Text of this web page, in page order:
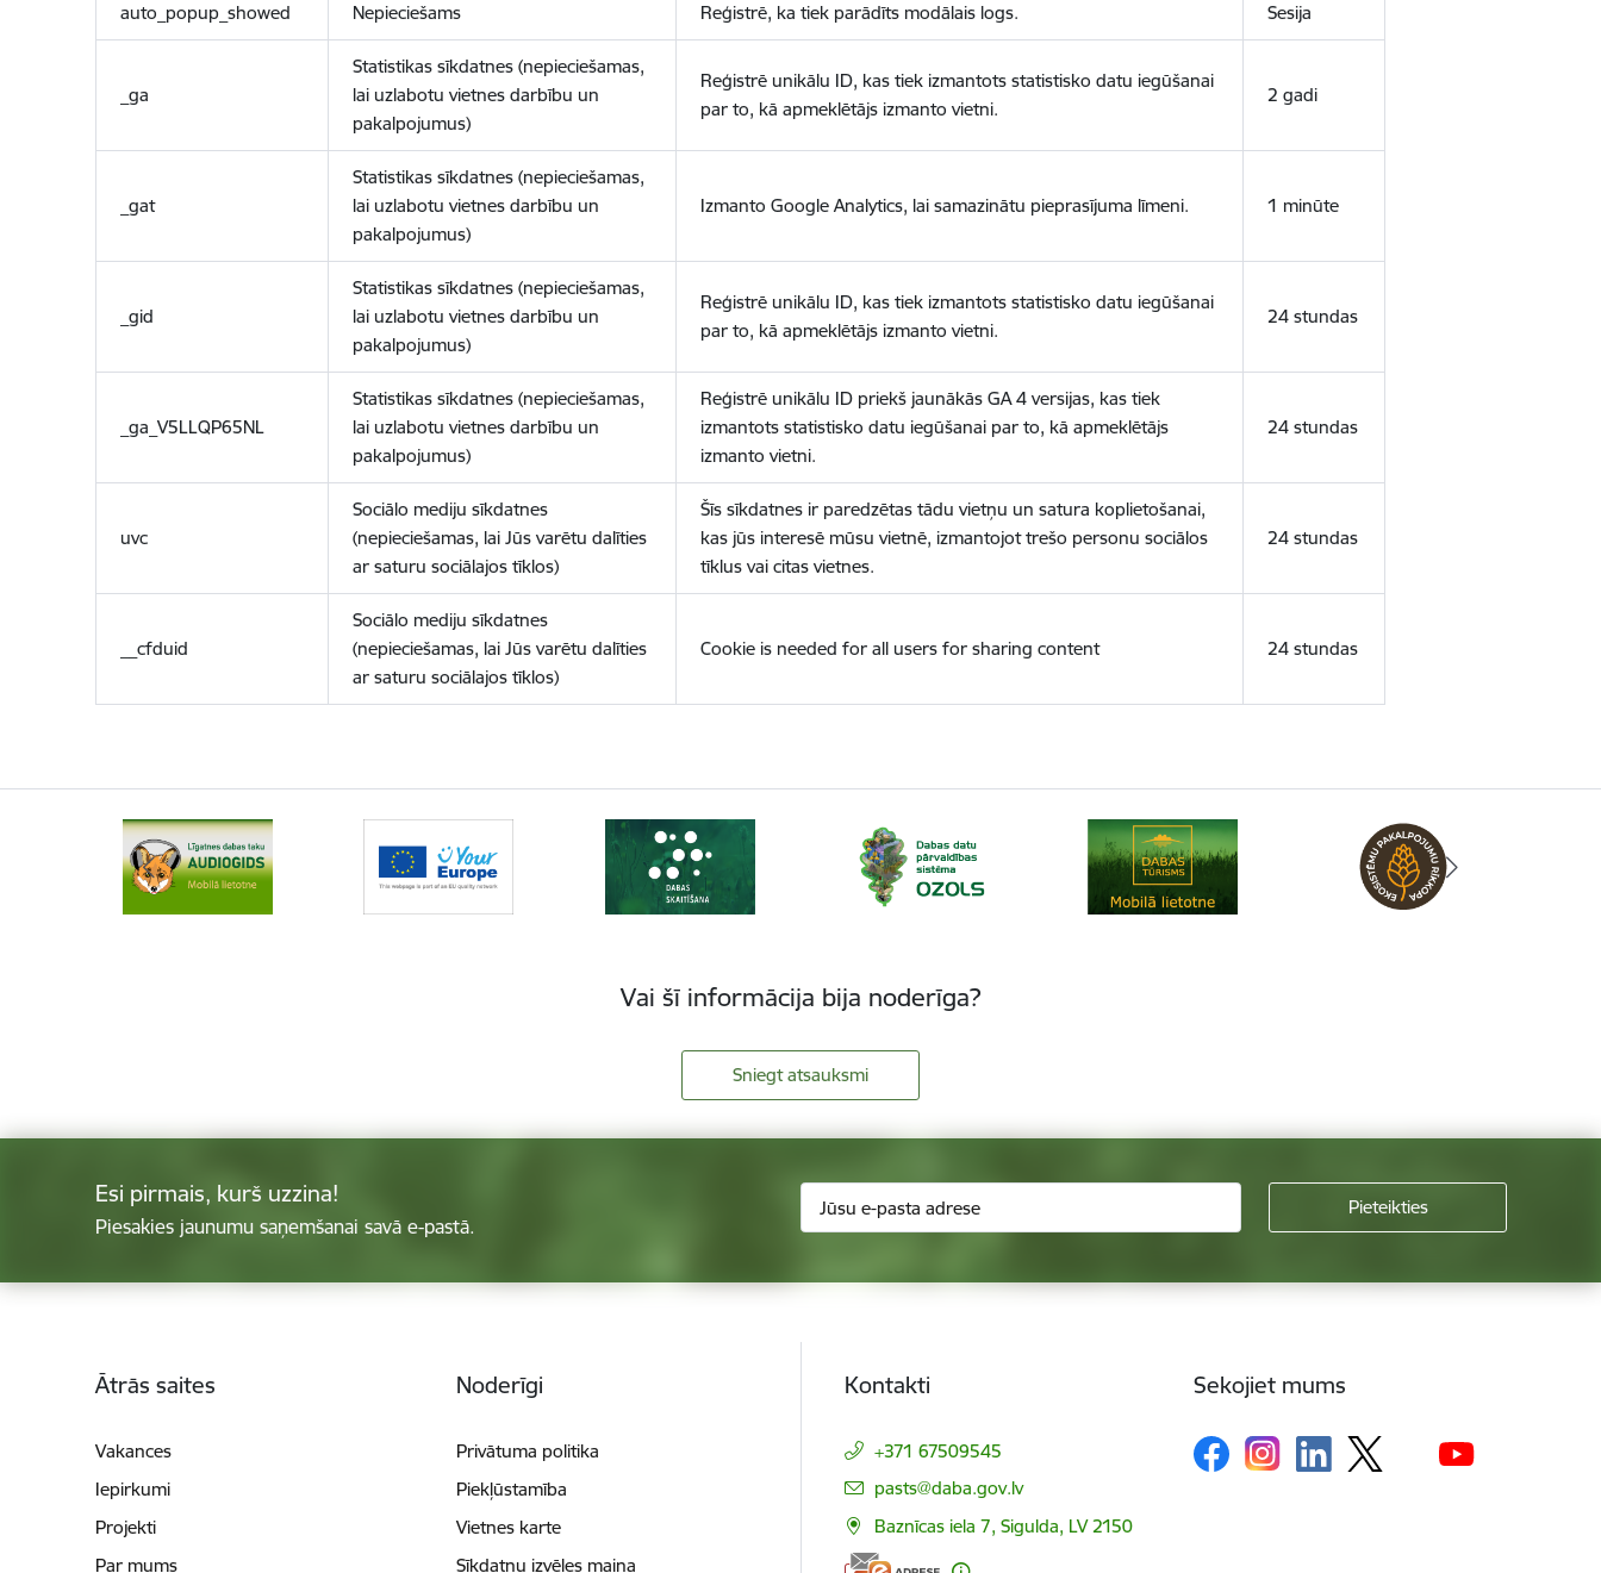
auto_popup_showed Nepieciešams Reģistrē, ka tiek parādīts modālais logs. Sesija
_ga
Statistikas sīkdatnes (nepieciešamas,
lai uzlabotu vietnes darbību un
pakalpojumus)
Reģistrē unikālu ID, kas tiek izmantots statistisko datu iegūšanai
par to, kā apmeklētājs izmanto vietni.
2 gadi
_gat
Statistikas sīkdatnes (nepieciešamas,
lai uzlabotu vietnes darbību un
pakalpojumus)
Izmanto Google Analytics, lai samazinātu pieprasījuma līmeni. 1 minūte
_gid
Statistikas sīkdatnes (nepieciešamas,
lai uzlabotu vietnes darbību un
pakalpojumus)
Reģistrē unikālu ID, kas tiek izmantots statistisko datu iegūšanai
par to, kā apmeklētājs izmanto vietni.
24 stundas
_ga_V5LLQP65NL
Statistikas sīkdatnes (nepieciešamas,
lai uzlabotu vietnes darbību un
pakalpojumus)
Reģistrē unikālu ID priekš jaunākās GA 4 versijas, kas tiek
izmantots statistisko datu iegūšanai par to, kā apmeklētājs
izmanto vietni.
24 stundas
uvc
Sociālo mediju sīkdatnes
(nepieciešamas, lai Jūs varētu dalīties
ar saturu sociālajos tīklos)
Šīs sīkdatnes ir paredzētas tādu vietņu un satura koplietošanai,
kas jūs interesē mūsu vietnē, izmantojot trešo personu sociālos
tīklus vai citas vietnes.
24 stundas
__cfduid
Sociālo mediju sīkdatnes
(nepieciešamas, lai Jūs varētu dalīties
ar saturu sociālajos tīklos)
Cookie is needed for all users for sharing content 24 stundas
Vai šī informācija bija noderīga?
Sniegt atsauksmi
Esi pirmais, kurš uzzina!
Piesakies jaunumu saņemšanai savā e-pastā.
Ātrās saites
Vakances
Iepirkumi
Projekti
Par mums
Noderīgi
Privātuma politika
Piekļūstamība
Vietnes karte
Sīkdatņu izvēles maiņa
Kontakti
+371 67509545
E-pasts:
pasts@daba.gov.lv
Baznīcas iela 7, Sigulda, LV 2150
Sekojiet mums